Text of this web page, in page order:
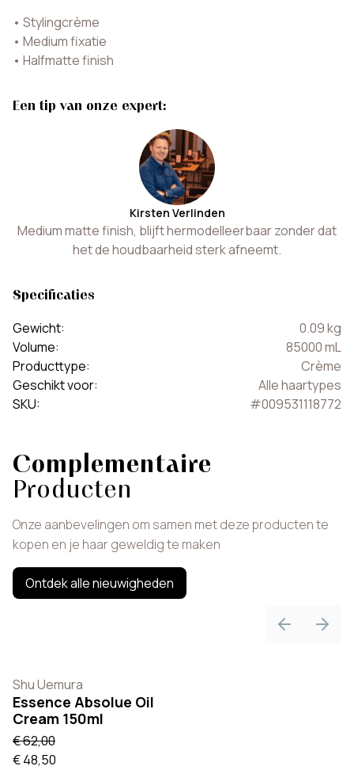
• Stylingcrème
• Medium fixatie
• Halfmatte finish
Een tip van onze expert:
Kirsten Verlinden
Medium matte finish, blijft hermodelleerbaar zonder dat
het de houdbaarheid sterk afneemt.
Specificaties
Gewicht: 0.09kg
Volume: 85000mL
Producttype:
Crème
Geschikt voor:
Alle haartypes
SKU: #009531118772
Complementaire
Producten
Onze aanbevelingen om samen met deze producten te
kopen en je haar geweldig te maken
Ontdek alle nieuwigheden
PreviousNext
Shu Uemura
Essence Absolue Oil
Cream 150ml
€ 62,00
€ 48,50